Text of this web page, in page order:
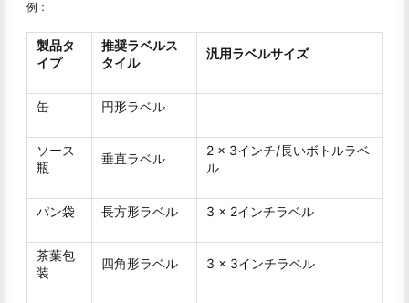
例：
製品タ
イプ
推奨ラベルス
タイル
汎用ラベルサイズ
缶 円形ラベル
ソース
瓶
垂直ラベル
2 x 3インチ/長いボトルラベ
ル
パン袋 長方形ラベル 3 x 2インチラベル
茶葉包
装
四角形ラベル 3 x 3インチラベル